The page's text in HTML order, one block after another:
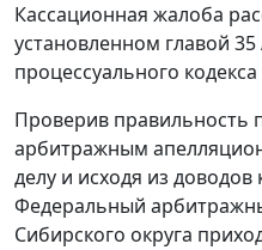
Кассационная жалоба
установленном главой 35
процессуального
Проверив правильность
арбитражным
делу и исходя из
Федеральный
Сибирского округа